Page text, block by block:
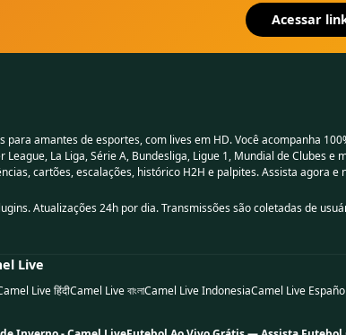
Acessar
para amantes de esportes, com lives em HD. Você acompanha
League, La Liga, Série A, Bundesliga, Ligue 1, Mundial de Clubes
cartões, escalações, histórico H2H e palpites. Assista agora e
Atualizações 24h por dia. Transmissões são coletadas de
Live
Live हिंदीCamel Live বাংলাCamel Live IndonesiaCamel Live